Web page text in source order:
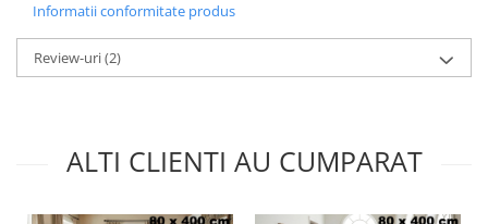
Informatii conformitate produs
Review-uri(2)
ALTI CLIENTI AU CUMPARAT